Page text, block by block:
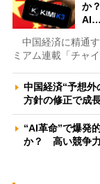
か
AI…
中国経済に精通
ミアム連載「チャ
中国経済“予想
方針の修正で成
“AI革命”で爆発
か？ 高い競争